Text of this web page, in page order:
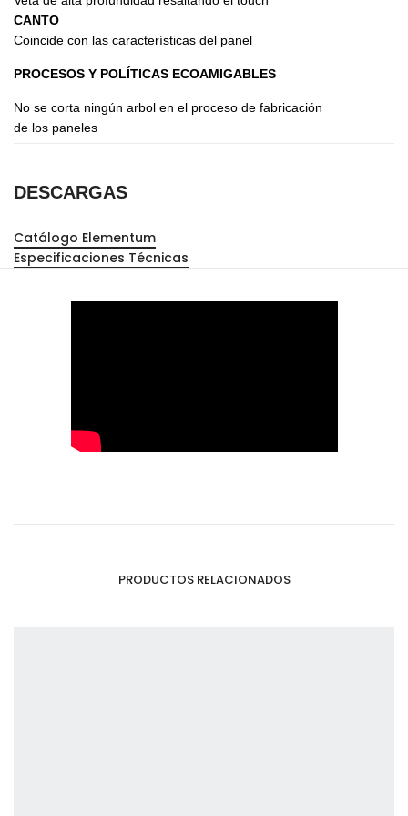
CANTO
Coincide con las características del panel
PROCESOS Y POLÍTICAS ECOAMIGABLES
No se corta ningún arbol en el proceso de fabricación
de los paneles
DESCARGAS
Catálogo Elementum
Especificaciones Técnicas
PRODUCTOS RELACIONADOS